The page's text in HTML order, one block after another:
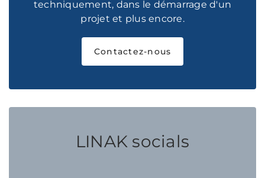
techniquement, dans le démarrage d'un
projet et plus encore.
Contactez-nous
LINAK socials